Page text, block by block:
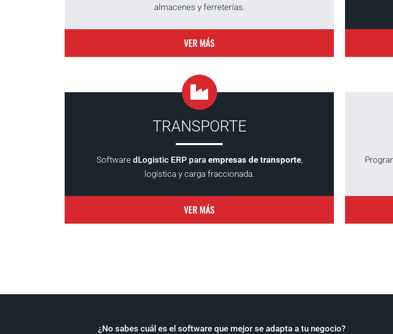
almacenes y ferreterías.
VER MÁS
TRANSPORTE
Software dLogistic ERP para empresas de transporte,
logística y carga fraccionada.
VER MÁS
¿No sabes cuál es el software que mejor se adapta a tu negocio?